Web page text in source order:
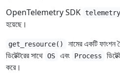
OpenTelemetry SDK
হয়েছে।
get_resource()
নামের একটি ফাংশন
ডিটেক্টরের সাথে OS এবং Process
করে।